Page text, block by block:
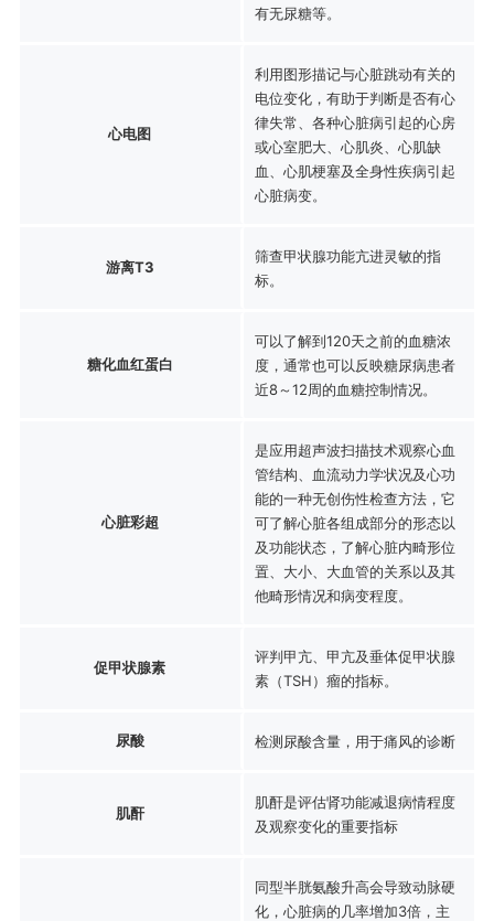
有无尿糖等。
心电图
利用图形描记与心脏跳动有关的
电位变化，有助于判断是否有心
律失常、各种心脏病引起的心房
或心室肥大、心肌炎、心肌缺
血、心肌梗塞及全身性疾病引起
心脏病变。
游离T3
筛查甲状腺功能亢进灵敏的指
标。
糖化血红蛋白
可以了解到120天之前的血糖浓
度，通常也可以反映糖尿病患者
近8～12周的血糖控制情况。
心脏彩超
是应用超声波扫描技术观察心血
管结构、血流动力学状况及心功
能的一种无创伤性检查方法，它
可了解心脏各组成部分的形态以
及功能状态，了解心脏内畸形位
置、大小、大血管的关系以及其
他畸形情况和病变程度。
促甲状腺素
评判甲亢、甲亢及垂体促甲状腺
素（TSH）瘤的指标。
尿酸 检测尿酸含量，用于痛风的诊断
肌酐
肌酐是评估肾功能减退病情程度
及观察变化的重要指标
同型半胱氨酸升高会导致动脉硬
化，心脏病的几率增加3倍，主